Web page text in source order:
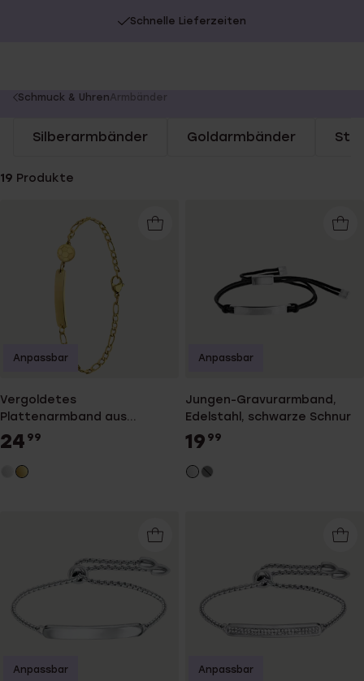
Schnelle Lieferzeiten
You
here:
Schmuck & UhrenArmbänder
Silberarmbänder Goldarmbänder
19 Produkte
Vergoldetes
Plattenarmband aus
Edelstahl mit Fußball
24 99
Anpassbar
Jungen-Gravurarmband,
Edelstahl, schwarze Schnur
19 99
Anpassbar
Anpassbar Anpassbar